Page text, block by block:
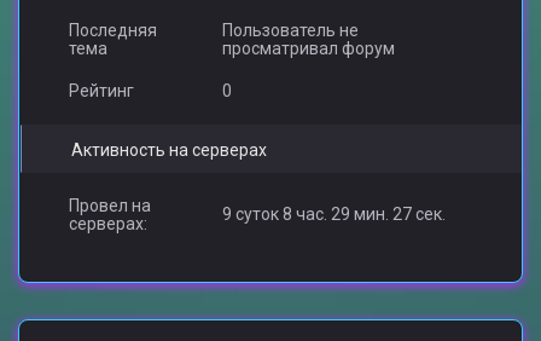
Последняя
тема
Пользователь не
просматривал форум
Рейтинг 0
Активность на серверах
Провел на
серверах:
9 суток 8 час. 29 мин. 27 сек.